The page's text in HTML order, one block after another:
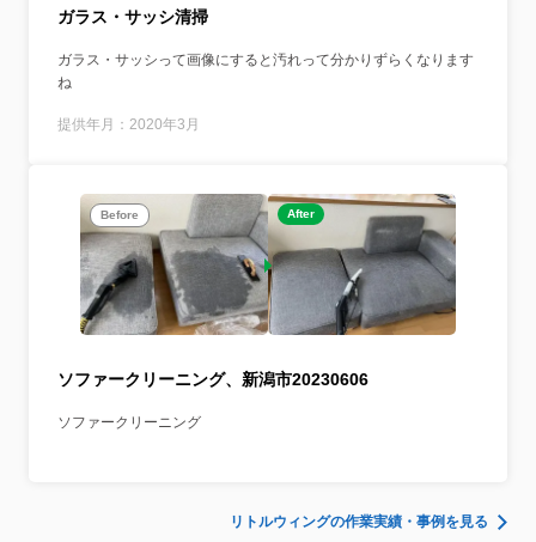
ガラス・サッシ清掃
ガラス・サッシって画像にすると汚れって分かりずらくなります
ね
提供年月：2020年3月
Before After
ソファークリーニング、新潟市20230606
ソファークリーニング
リトルウィングの作業実績・事例を見る